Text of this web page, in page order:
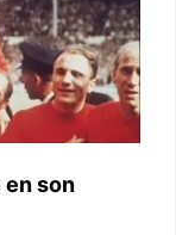
en son